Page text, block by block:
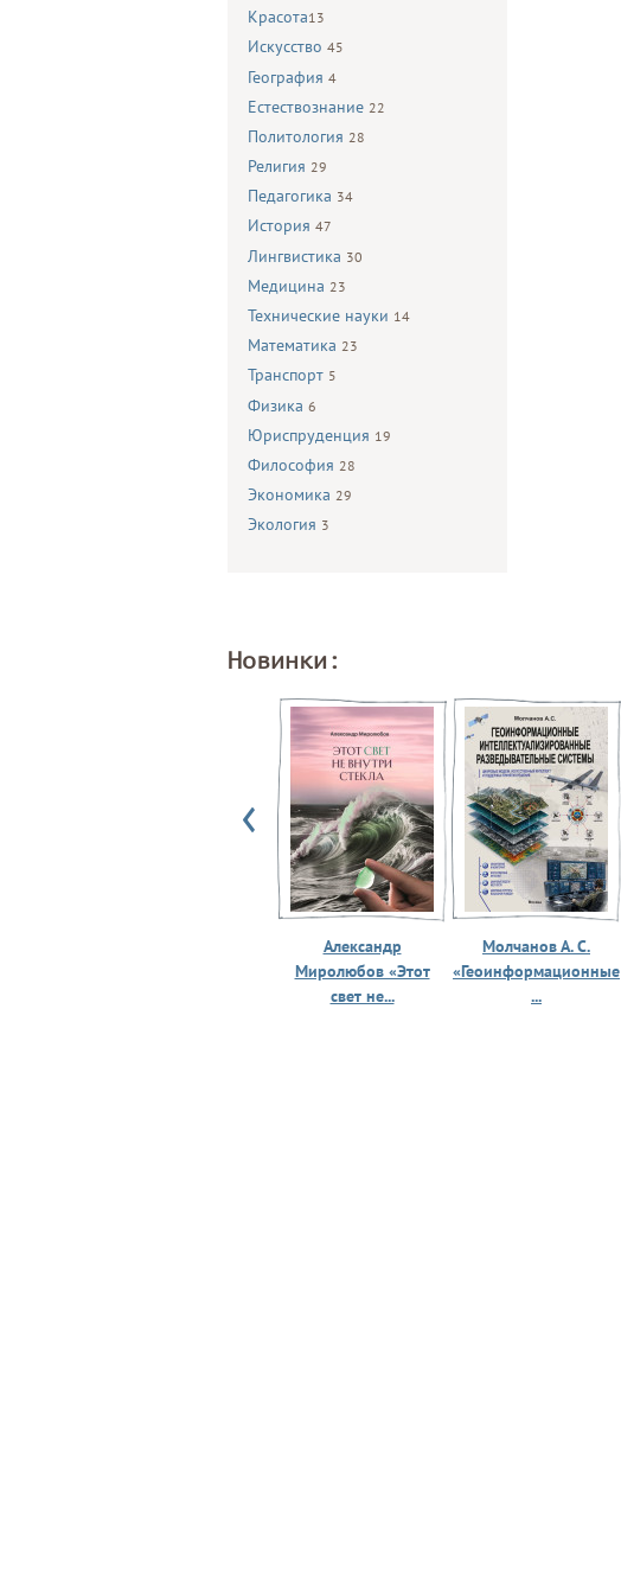
Красота13
Искусство 45
География 4
Естествознание 22
Политология 28
Религия 29
Педагогика 34
История 47
Лингвистика 30
Медицина 23
Технические науки 14
Математика 23
Транспорт 5
Физика 6
Юриспруденция 19
Философия 28
Экономика 29
Экология 3
Новинки:
Александр
Миролюбов «Этот
свет не...
Молчанов А. С.
«Геоинформационные
...